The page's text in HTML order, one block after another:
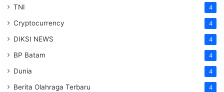
TNI 4
Cryptocurrency 4
DIKSI NEWS 4
BP Batam 4
Dunia 4
Berita Olahraga Terbaru 4